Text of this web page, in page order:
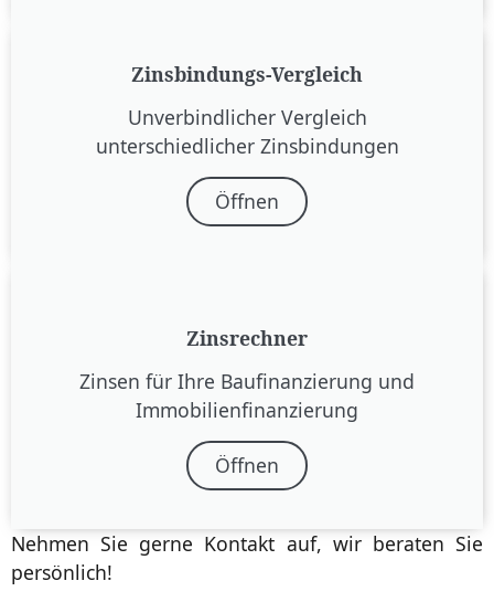
Zinsbindungs-Vergleich
Unverbindlicher Vergleich
unterschiedlicher Zinsbindungen
Öffnen
Zins­rechner
Zinsen für Ihre Baufinanzierung und
Immobilien­finanzierung
Öffnen
Nehmen Sie gerne Kontakt auf, wir beraten Sie
persönlich!